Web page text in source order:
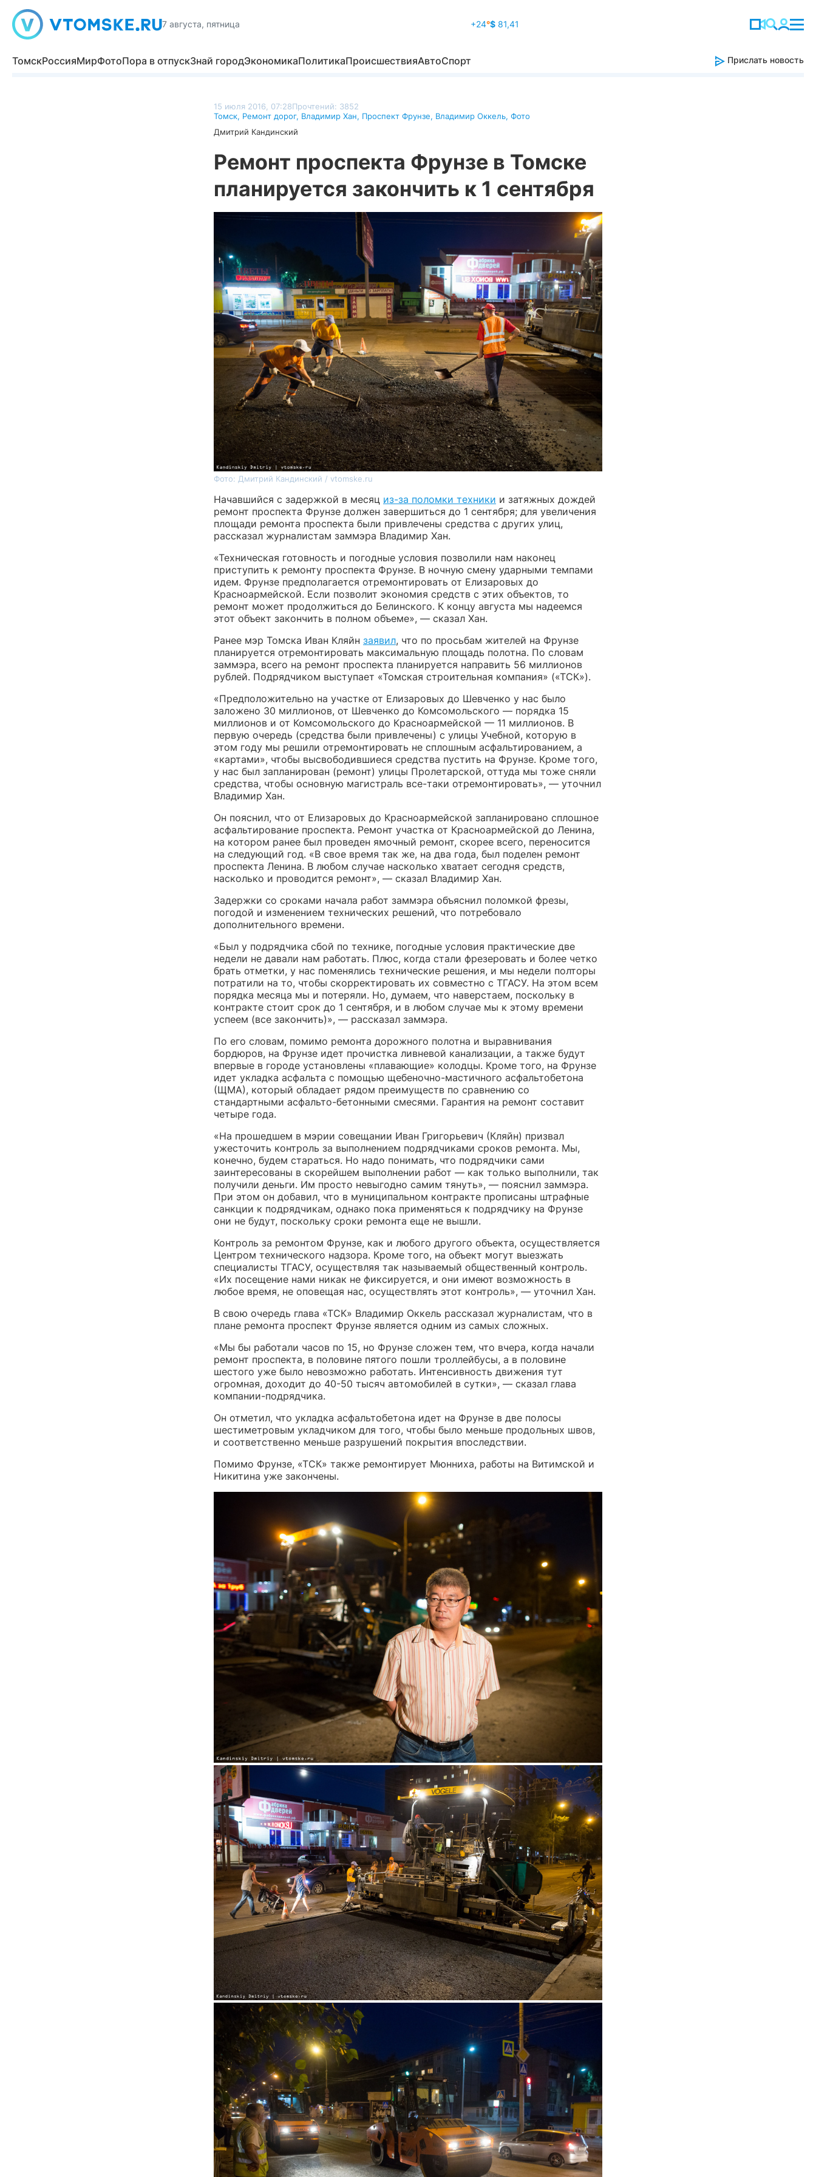
7 августа, пятница +24°$ 81,41
ТомскРоссияМирФотоПора в отпускЗнай городЭкономикаПолитикаПроисшествияАвтоСпорт Прислать новость
15 июля 2016, 07:28Прочтений: 3852
Томск, Ремонт дорог, Владимир Хан, Проспект Фрунзе, Владимир Оккель, Фото
Дмитрий Кандинский
Ремонт проспекта Фрунзе в Томске
планируется закончить к 1 сентября
Фото: Дмитрий Кандинский / vtomske.ru
Начавшийся с задержкой в месяц из-за поломки техники и затяжных дождей
ремонт проспекта Фрунзе должен завершиться до 1 сентября; для увеличения
площади ремонта проспекта были привлечены средства с других улиц,
рассказал журналистам заммэра Владимир Хан.
«Техническая готовность и погодные условия позволили нам наконец
приступить к ремонту проспекта Фрунзе. В ночную смену ударными темпами
идем. Фрунзе предполагается отремонтировать от Елизаровых до
Красноармейской. Если позволит экономия средств с этих объектов, то
ремонт может продолжиться до Белинского. К концу августа мы надеемся
этот объект закончить в полном объеме», — сказал Хан.
Ранее мэр Томска Иван Кляйн заявил, что по просьбам жителей на Фрунзе
планируется отремонтировать максимальную площадь полотна. По словам
заммэра, всего на ремонт проспекта планируется направить 56 миллионов
рублей. Подрядчиком выступает «Томская строительная компания» («ТСК»).
«Предположительно на участке от Елизаровых до Шевченко у нас было
заложено 30 миллионов, от Шевченко до Комсомольского — порядка 15
миллионов и от Комсомольского до Красноармейской — 11 миллионов. В
первую очередь (средства были привлечены) с улицы Учебной, которую в
этом году мы решили отремонтировать не сплошным асфальтированием, а
«картами», чтобы высвободившиеся средства пустить на Фрунзе. Кроме того,
у нас был запланирован (ремонт) улицы Пролетарской, оттуда мы тоже сняли
средства, чтобы основную магистраль все-таки отремонтировать», — уточнил
Владимир Хан.
Он пояснил, что от Елизаровых до Красноармейской запланировано сплошное
асфальтирование проспекта. Ремонт участка от Красноармейской до Ленина,
на котором ранее был проведен ямочный ремонт, скорее всего, переносится
на следующий год. «В свое время так же, на два года, был поделен ремонт
проспекта Ленина. В любом случае насколько хватает сегодня средств,
насколько и проводится ремонт», — сказал Владимир Хан.
Задержки со сроками начала работ заммэра объяснил поломкой фрезы,
погодой и изменением технических решений, что потребовало
дополнительного времени.
«Был у подрядчика сбой по технике, погодные условия практические две
недели не давали нам работать. Плюс, когда стали фрезеровать и более четко
брать отметки, у нас поменялись технические решения, и мы недели полторы
потратили на то, чтобы скорректировать их совместно с ТГАСУ. На этом всем
порядка месяца мы и потеряли. Но, думаем, что наверстаем, поскольку в
контракте стоит срок до 1 сентября, и в любом случае мы к этому времени
успеем (все закончить)», — рассказал заммэра.
По его словам, помимо ремонта дорожного полотна и выравнивания
бордюров, на Фрунзе идет прочистка ливневой канализации, а также будут
впервые в городе установлены «плавающие» колодцы. Кроме того, на Фрунзе
идет укладка асфальта с помощью щебеночно-мастичного асфальтобетона
(ЩМА), который обладает рядом преимуществ по сравнению со
стандартными асфальто-бетонными смесями. Гарантия на ремонт составит
четыре года.
«На прошедшем в мэрии совещании Иван Григорьевич (Кляйн) призвал
ужесточить контроль за выполнением подрядчиками сроков ремонта. Мы,
конечно, будем стараться. Но надо понимать, что подрядчики сами
заинтересованы в скорейшем выполнении работ — как только выполнили, так
получили деньги. Им просто невыгодно самим тянуть», — пояснил заммэра.
При этом он добавил, что в муниципальном контракте прописаны штрафные
санкции к подрядчикам, однако пока применяться к подрядчику на Фрунзе
они не будут, поскольку сроки ремонта еще не вышли.
Контроль за ремонтом Фрунзе, как и любого другого объекта, осуществляется
Центром технического надзора. Кроме того, на объект могут выезжать
специалисты ТГАСУ, осуществляя так называемый общественный контроль.
«Их посещение нами никак не фиксируется, и они имеют возможность в
любое время, не оповещая нас, осуществлять этот контроль», — уточнил Хан.
В свою очередь глава «ТСК» Владимир Оккель рассказал журналистам, что в
плане ремонта проспект Фрунзе является одним из самых сложных.
«Мы бы работали часов по 15, но Фрунзе сложен тем, что вчера, когда начали
ремонт проспекта, в половине пятого пошли троллейбусы, а в половине
шестого уже было невозможно работать. Интенсивность движения тут
огромная, доходит до 40-50 тысяч автомобилей в сутки», — сказал глава
компании-подрядчика.
Он отметил, что укладка асфальтобетона идет на Фрунзе в две полосы
шестиметровым укладчиком для того, чтобы было меньше продольных швов,
и соответственно меньше разрушений покрытия впоследствии.
Помимо Фрунзе, «ТСК» также ремонтирует Мюнниха, работы на Витимской и
Никитина уже закончены.